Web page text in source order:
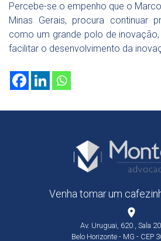
Percebe-se o empenho que o
Minas Gerais, procura continuar
como um grande polo de
facilitar o desenvolvimento da
Venha tomar um
place
Av. Uruguai, 620 , Sala
Belo Horizonte - MG - CEP